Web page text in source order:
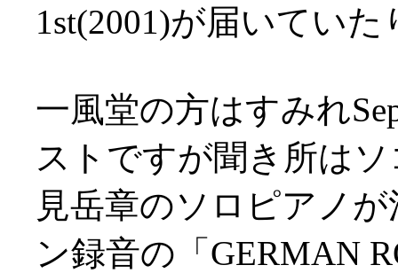
1st(2001)が届いていた
一風堂の方はすみれ
ストですが聞き所は
見岳章のソロピアノ
ン録音の「GERMAN